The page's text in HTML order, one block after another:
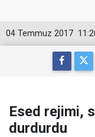
04 Temmuz 2017
Esed rejimi,
durdurdu